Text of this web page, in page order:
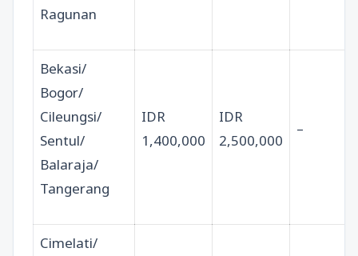
Ragunan
Bekasi/
Bogor/
Cileungsi/
Sentul/
Balaraja/
Tangerang
IDR
1,400,000
IDR
2,500,000
–
Cimelati/